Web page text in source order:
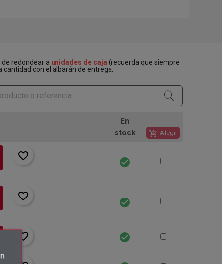
redondear a unidades de caja (recuerda que siempre
con el albarán de entrega.
En
stock
add_shopping_cart Afegir
favorite_border
check_circle
favorite_border
check_circle
favorite_border check_circle